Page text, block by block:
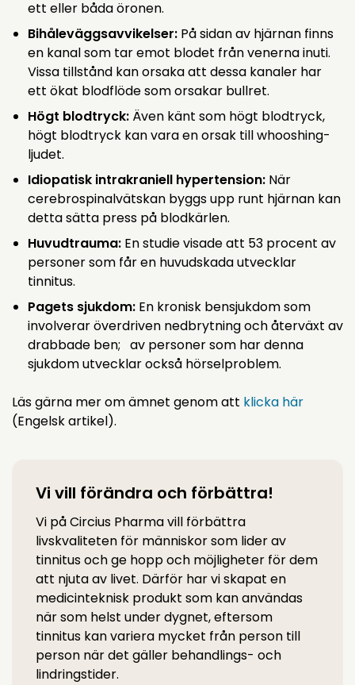
ett eller båda öronen.
Bihåleväggsavvikelser: På sidan av hjärnan finns
en kanal som tar emot blodet från venerna inuti.
Vissa tillstånd kan orsaka att dessa kanaler har
ett ökat blodflöde som orsakar bullret.
Högt blodtryck: Även känt som högt blodtryck,
högt blodtryck kan vara en orsak till whooshing-
ljudet.
Idiopatisk intrakraniell hypertension: När
cerebrospinalvätskan byggs upp runt hjärnan kan
detta sätta press på blodkärlen.
Huvudtrauma: En studie visade att 53 procent av
personer som får en huvudskada utvecklar
tinnitus.
Pagets sjukdom: En kronisk bensjukdom som
involverar överdriven nedbrytning och återväxt av
drabbade ben; av personer som har denna
sjukdom utvecklar också hörselproblem.
Läs gärna mer om ämnet genom att klicka här
(Engelsk artikel).
Vi vill förändra och förbättra!
Vi på Circius Pharma vill förbättra
livskvaliteten för människor som lider av
tinnitus och ge hopp och möjligheter för dem
att njuta av livet. Därför har vi skapat en
medicinteknisk produkt som kan användas
när som helst under dygnet, eftersom
tinnitus kan variera mycket från person till
person när det gäller behandlings- och
lindringstider.